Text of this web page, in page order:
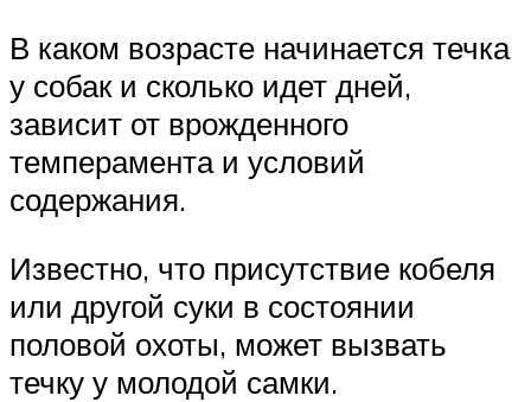
В каком возрасте начинается течка
у собак и сколько идет дней,
зависит от врожденного
темперамента и условий
содержания.
Известно, что присутствие кобеля
или другой суки в состоянии
половой охоты, может вызвать
течку у молодой самки.